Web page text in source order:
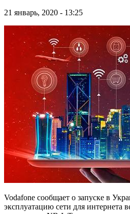
21 январь, 2020 - 13:25
Vodafone сообщает о запуске в
эксплуатацию сети для интернета